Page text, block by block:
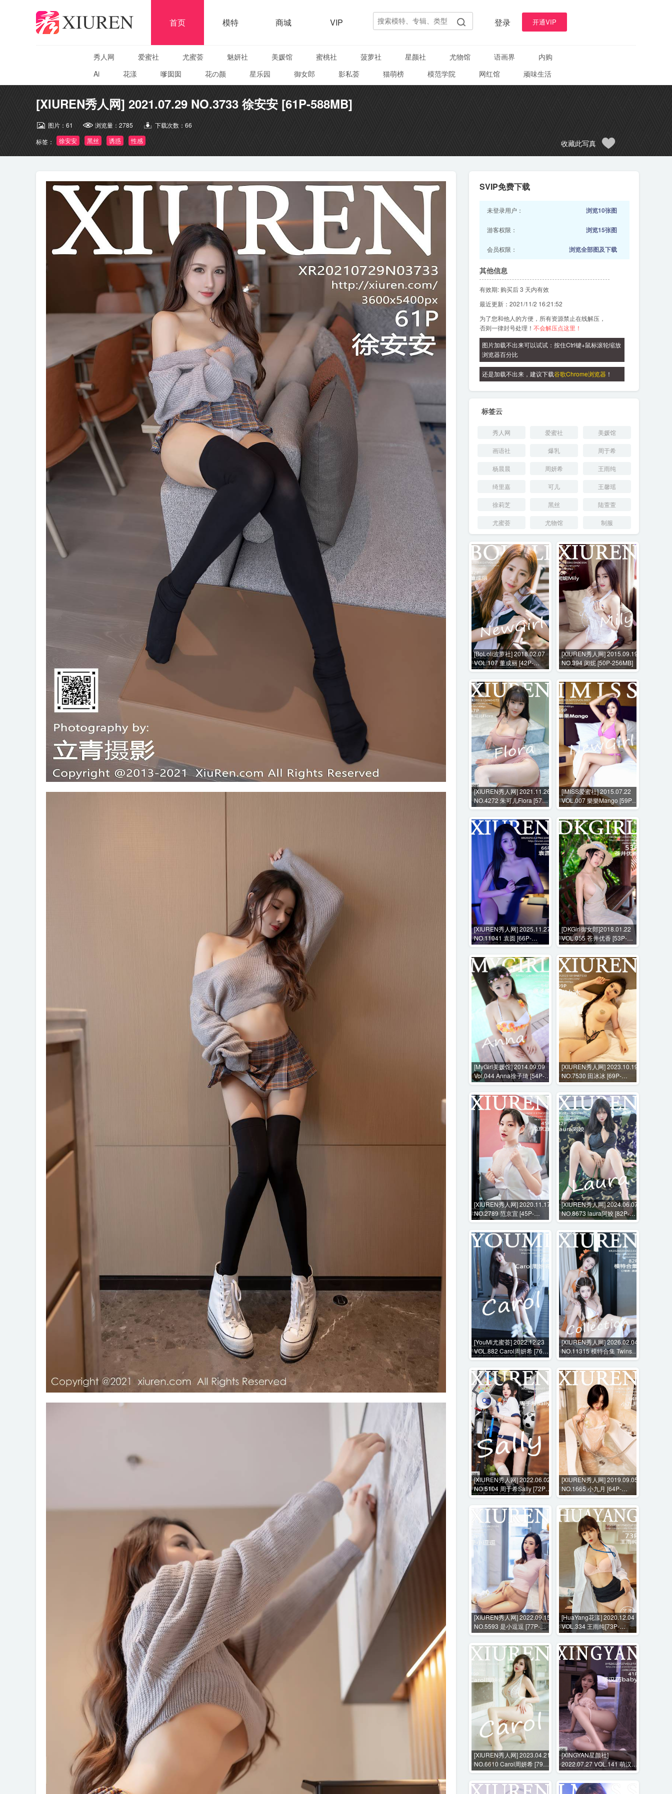
首页 模特 商城 VIP 登录 开通VIP
秀人网 爱蜜社 尤蜜荟 魅妍社 美媛馆 蜜桃社 菠萝社 星颜社 尤物馆 语画界
内购
Ai
花漾 嗲囡囡 花の颜 星乐园 御女郎 影私荟 猫萌榜 模范学院 网红馆 顽味生活
[XIUREN秀人网] 2021.07.29 NO.3733 徐安安 [61P-588MB]
图片： 61 浏览量： 2785 下载次数： 66
标签：
徐安安 黑丝 诱惑 性感 收藏此写真
SVIP免费下载
未登录用户： 浏览10张图
游客权限： 浏览15张图
会员权限： 浏览全部图及下载
其他信息
有效期: 购买后 3 天内有效
最近更新：2021/11/2 16:21:52
为了您和他人的方便，所有资源禁止在线解压，
否则一律封号处理！ 不会解压点这里！
图片加载不出来可以试试：按住Ctrl键+鼠标滚轮缩放
浏览器百分比
还是加载不出来，建议下载谷歌Chrome浏览器 ！
标签云
秀人网 爱蜜社 美媛馆
画语社 爆乳 周于希
杨晨晨 周妍希 王雨纯
绮里嘉 可儿 王馨瑶
徐莉芝 黑丝 陆萱萱
尤蜜荟 尤物馆 制服
[BoLoli波萝社] 2018.02.07
VOL.107 董成丽 [42P-
155MB]
[XIUREN秀人网] 2015.09.19
NO.394 闵妮 [50P-256MB]
[XIUREN秀人网] 2021.11.26
NO.4272 朱可儿Flora [57P-
513MB]
[IMISS爱蜜社] 2015.07.22
VOL.007 樂樂Mango [59P-
142MB]
[XIUREN秀人网] 2025.11.27
NO.11041 袁圆 [66P-
776MB]
[DKGirl御女郎]2018.01.22
VOL.055 苍井优香 [53P-
255MB]
[MyGirl美媛馆] 2014.09.09
Vol.044 Anna徐子琦 [54P-
222MB]
[XIUREN秀人网] 2023.10.19
NO.7530 田冰冰 [69P-
702MB]
[XIUREN秀人网] 2020.11.17
NO.2789 范京宜 [45P-
397MB]
[XIUREN秀人网] 2024.06.07
NO.8673 laura阿姣 [82P-
697MB]
[YouMi尤蜜荟] 2022.12.23
VOL.882 Carol周妍希 [76P-
690MB]
[XIUREN秀人网] 2026.02.04
NO.11315 模特合集 Twins-
桃桃 Twins-夭夭 [82P-
1115MB]
[XIUREN秀人网] 2022.06.02
NO.5104 周于希Sally [72P-
638MB]
[XIUREN秀人网] 2019.09.05
NO.1665 小九月 [64P-
153MB]
[XIUREN秀人网] 2022.09.15
NO.5593 是小逗逗 [77P-
607BM]
[HuaYang花漾] 2020.12.04
VOL.334 王雨纯[73P-
735MB]
[XIUREN秀人网] 2023.04.21
NO.6610 Carol周妍希 [79P-
608MB]
[XINGYAN星颜社]
2022.07.27 VOL.141 萌汉药
baby [41P-373MB]